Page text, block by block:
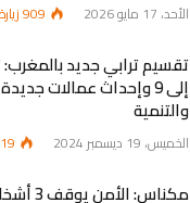
الأحد، 17 مايو 2026 909زيارة
تقسيم ترابي جديد
إلى 9 وإحداث عمالات
والتنمية
الخميس، 19 ديسمبر 2024
مكناس: